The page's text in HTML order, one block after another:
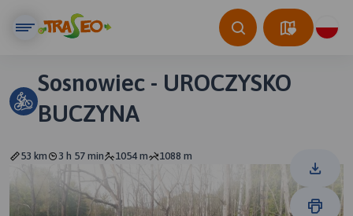
Sosnowiec - UROCZYSKO
BUCZYNA
53 km 3 h 57 min 1054 m 1088 m